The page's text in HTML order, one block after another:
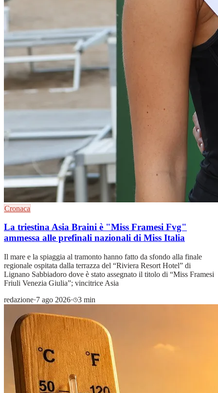
Cronaca
La triestina Asia Braini è "Miss Framesi Fvg"
ammessa alle prefinali nazionali di Miss Italia
Il mare e la spiaggia al tramonto hanno fatto da sfondo alla finale
regionale ospitata dalla terrazza del “Riviera Resort Hotel” di
Lignano Sabbiadoro dove è stato assegnato il titolo di “Miss Framesi
Friuli Venezia Giulia”; vincitrice Asia
redazione·7 ago 2026· 3 min